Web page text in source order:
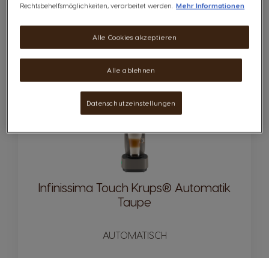
Infinissima Touch Krups® Automatik
Taupe
AUTOMATISCH
Rechtsbehelfsmöglichkeiten, verarbeitet werden.
Mehr Informationen
Alle ablehnen
Alle Cookies akzeptieren
Datenschutzeinstellungen